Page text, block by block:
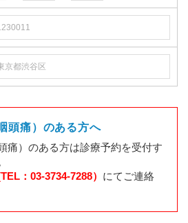
頭痛）のある方へ
痛）のある方は診療予約を受付す
：03-3734-7288） にてご連絡